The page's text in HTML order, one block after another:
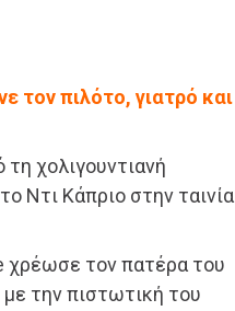
τον πιλότο, γιατρό και
χολιγουντιανή
Ντι Κάπριο στην ταινία
χρέωσε τον πατέρα του
με την πιστωτική του